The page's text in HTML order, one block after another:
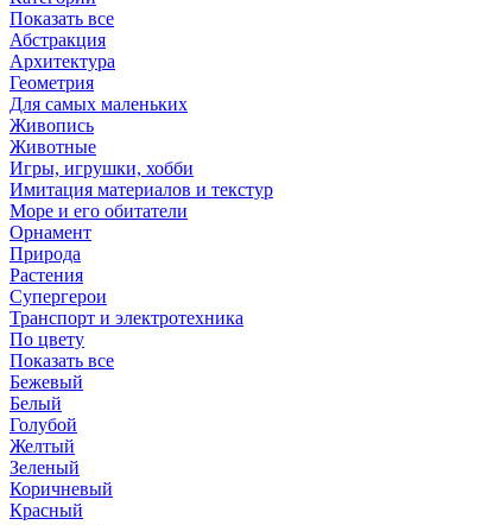
Показать все
Абстракция
Архитектура
Геометрия
Для самых маленьких
Живопись
Животные
Игры, игрушки, хобби
Имитация материалов и текстур
Море и его обитатели
Орнамент
Природа
Растения
Супергерои
Транспорт и электротехника
По цвету
Показать все
Бежевый
Белый
Голубой
Желтый
Зеленый
Коричневый
Красный